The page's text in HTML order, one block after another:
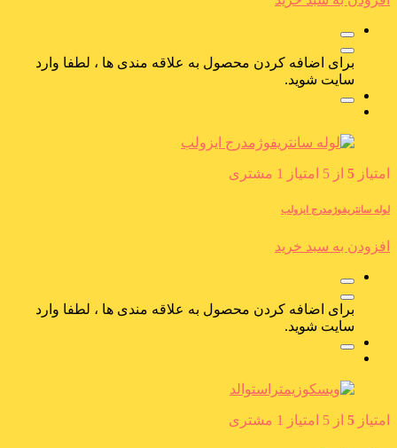
برای اضافه کردن محصول به علاقه مندی ها ، لطفا وارد
سایت شوید.
امتیاز 5 از 5 امتیاز 1 مشتری
لوله سانتریفوژمدرج ایزولب
افزودن به سبد خرید
برای اضافه کردن محصول به علاقه مندی ها ، لطفا وارد
سایت شوید.
امتیاز 5 از 5 امتیاز 1 مشتری